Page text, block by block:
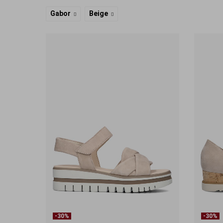
Gabor Beige
-30% -30%